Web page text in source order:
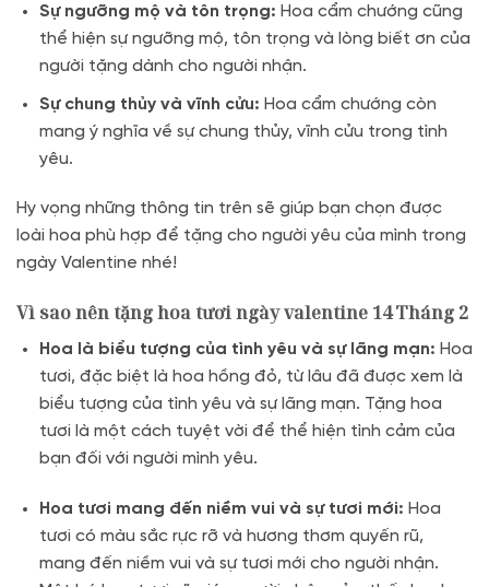
Sự ngưỡng mộ và tôn trọng: Hoa cẩm chướng cũng
thể hiện sự ngưỡng mộ, tôn trọng và lòng biết ơn của
người tặng dành cho người nhận.
Sự chung thủy và vĩnh cửu: Hoa cẩm chướng còn
mang ý nghĩa về sự chung thủy, vĩnh cửu trong tình
yêu.
Hy vọng những thông tin trên sẽ giúp bạn chọn được
loài hoa phù hợp để tặng cho người yêu của mình trong
ngày Valentine nhé!
Vì sao nên tặng hoa tươi ngày valentine 14 Tháng 2
Hoa là biểu tượng của tình yêu và sự lãng mạn: Hoa
tươi, đặc biệt là hoa hồng đỏ, từ lâu đã được xem là
biểu tượng của tình yêu và sự lãng mạn. Tặng hoa
tươi là một cách tuyệt vời để thể hiện tình cảm của
bạn đối với người mình yêu.
Hoa tươi mang đến niềm vui và sự tươi mới: Hoa
tươi có màu sắc rực rỡ và hương thơm quyến rũ,
mang đến niềm vui và sự tươi mới cho người nhận.